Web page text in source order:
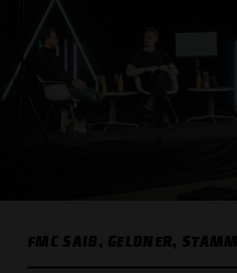
FMC SAIB, GELDNER,